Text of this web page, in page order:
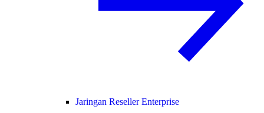
Jaringan Reseller Enterprise